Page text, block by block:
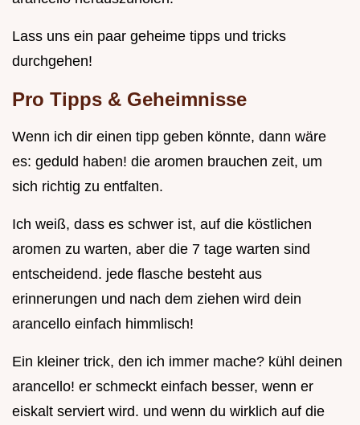
Lass uns ein paar geheime tipps und tricks
durchgehen!
Pro Tipps & Geheimnisse
Wenn ich dir einen tipp geben könnte, dann wäre
es: geduld haben! die aromen brauchen zeit, um
sich richtig zu entfalten.
Ich weiß, dass es schwer ist, auf die köstlichen
aromen zu warten, aber die 7 tage warten sind
entscheidend. jede flasche besteht aus
erinnerungen und nach dem ziehen wird dein
arancello einfach himmlisch!
Ein kleiner trick, den ich immer mache? kühl deinen
arancello! er schmeckt einfach besser, wenn er
eiskalt serviert wird. und wenn du wirklich auf die